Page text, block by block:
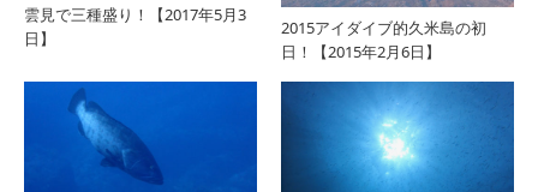
雲見で三種盛り！【2017年5月3
日】
2015アイダイブ的久米島の初
日！【2015年2月6日】